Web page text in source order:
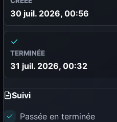
30 juil. 2026, 00:56
TERMINÉE
31 juil. 2026, 00:32
Suivi
Passée en terminée